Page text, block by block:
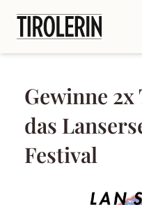
Gewinne 2x
das
Festival